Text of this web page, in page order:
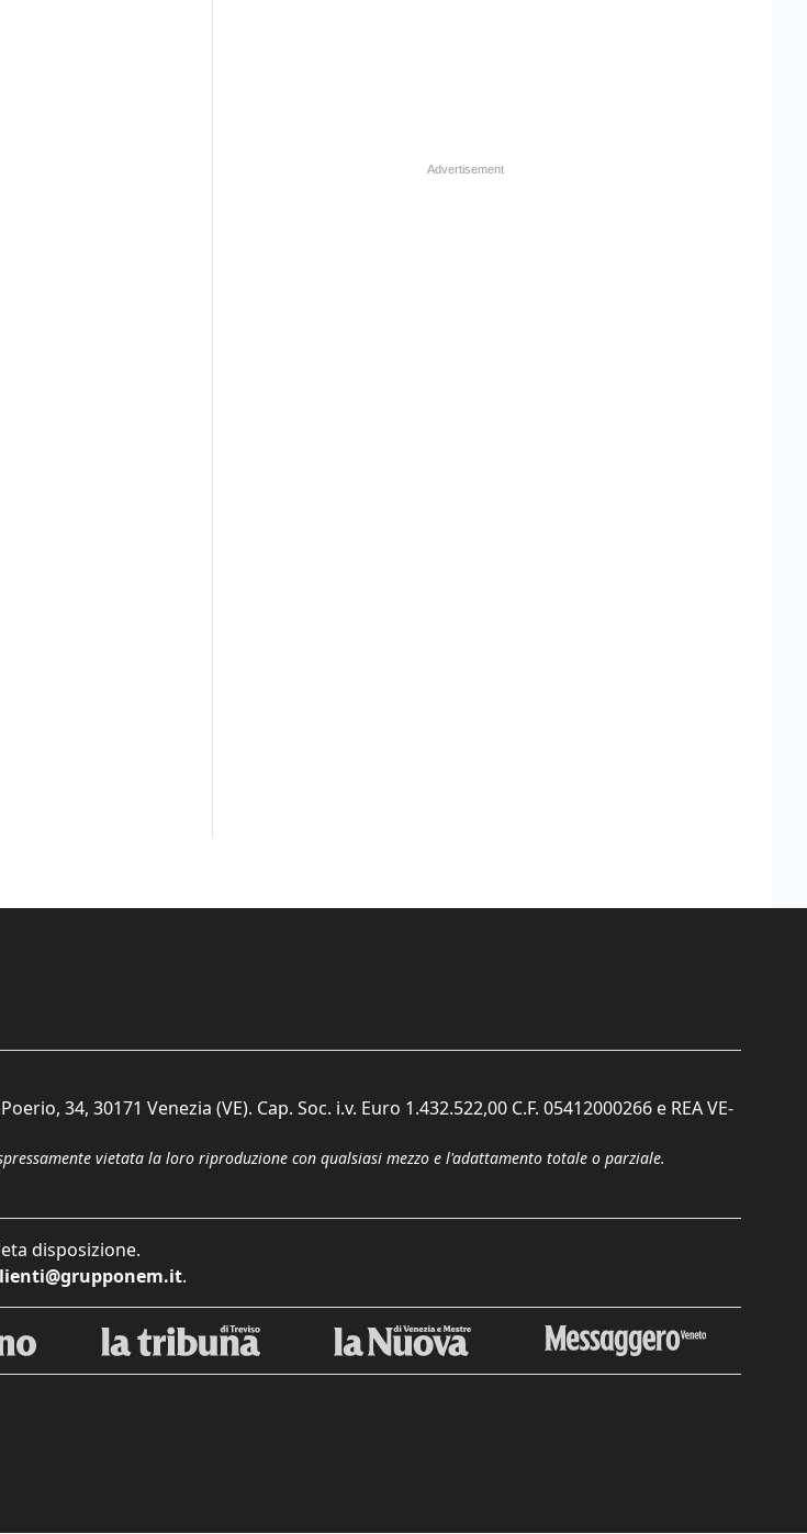
34, 30171 Venezia (VE). Cap. Soc. i.v. Euro 1.432.522,00 C.F. 05412000266 e REA VE-
vietata la loro riproduzione con qualsiasi mezzo e l'adattamento totale o parziale.
disposizione.
.